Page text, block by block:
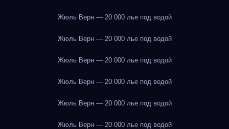
Жюль Верн — 20 000 лье под водой
Жюль Верн — 20 000 лье под водой
Жюль Верн — 20 000 лье под водой
Жюль Верн — 20 000 лье под водой
Жюль Верн — 20 000 лье под водой
Жюль Верн — 20 000 лье под водой